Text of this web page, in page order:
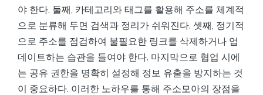
야 한다. 둘째, 카테고리와 태그를 활용해 주소를 체계적
으로 분류해 두면 검색과 정리가 쉬워진다. 셋째, 정기적
으로 주소를 점검하여 불필요한 링크를 삭제하거나 업
데이트하는 습관을 들여야 한다. 마지막으로 협업 시에
는 공유 권한을 명확히 설정해 정보 유출을 방지하는 것
이 중요하다. 이러한 노하우를 통해 주소모아의 장점을